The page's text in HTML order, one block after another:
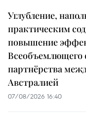
Углубление,
практическим
повышение
Всеобъемлющего
партнёрства
Австралией
07/08/2026 16:40